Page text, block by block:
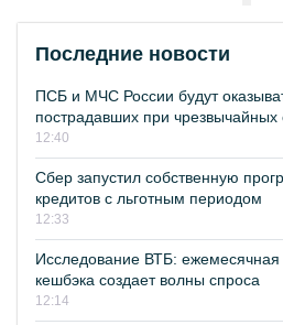
Последние новости
ПСБ и МЧС России будут
пострадавших при чрезвычайных
12:40
Сбер запустил собственную
кредитов с льготным периодом
12:33
Исследование ВТБ: ежемесячная
кешбэка создает волны спроса
12:14